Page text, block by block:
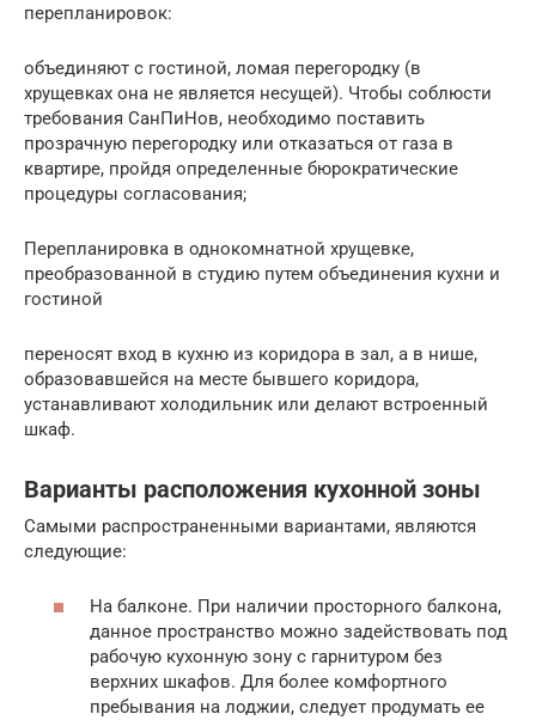
перепланировок:
объединяют с гостиной, ломая перегородку (в
хрущевках она не является несущей). Чтобы соблюсти
требования СанПиНов, необходимо поставить
прозрачную перегородку или отказаться от газа в
квартире, пройдя определенные бюрократические
процедуры согласования;
Перепланировка в однокомнатной хрущевке,
преобразованной в студию путем объединения кухни и
гостиной
переносят вход в кухню из коридора в зал, а в нише,
образовавшейся на месте бывшего коридора,
устанавливают холодильник или делают встроенный
шкаф.
Варианты расположения кухонной зоны
Самыми распространенными вариантами, являются
следующие:
На балконе. При наличии просторного балкона,
данное пространство можно задействовать под
рабочую кухонную зону с гарнитуром без
верхних шкафов. Для более комфортного
пребывания на лоджии, следует продумать ее